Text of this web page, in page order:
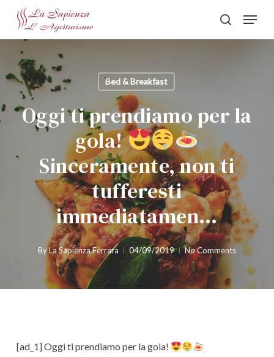
main
content
search
Menu
Bed & Breakfast
Oggi ti prendiamo per la
gola!
Sinceramente, non ti
tufferesti
immediatamen…
ByLa Sapienza Ferrara 04/09/2019 No Comments
[ad_1] Oggi ti prendiamo per la gola!
Close